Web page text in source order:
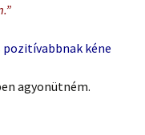
pozitívabbnak kéne
agyonütném.